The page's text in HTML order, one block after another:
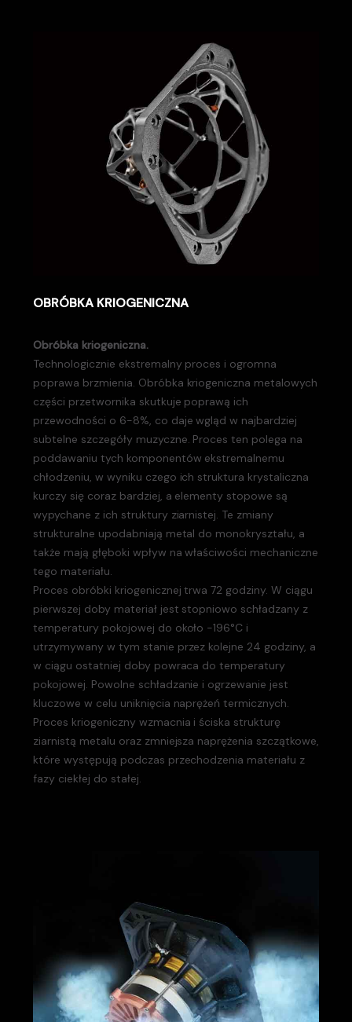
OBRÓBKA KRIOGENICZNA
Obróbka kriogeniczna.
Technologicznie ekstremalny proces i ogromna
poprawa brzmienia. Obróbka kriogeniczna metalowych
części przetwornika skutkuje poprawą ich
przewodności o 6-8%, co daje wgląd w najbardziej
subtelne szczegóły muzyczne. Proces ten polega na
poddawaniu tych komponentów ekstremalnemu
chłodzeniu, w wyniku czego ich struktura krystaliczna
kurczy się coraz bardziej, a elementy stopowe są
wypychane z ich struktury ziarnistej. Te zmiany
strukturalne upodabniają metal do monokryształu, a
także mają głęboki wpływ na właściwości mechaniczne
tego materiału.
Proces obróbki kriogenicznej trwa 72 godziny. W ciągu
pierwszej doby materiał jest stopniowo schładzany z
temperatury pokojowej do około -196°C i
utrzymywany w tym stanie przez kolejne 24 godziny, a
w ciągu ostatniej doby powraca do temperatury
pokojowej. Powolne schładzanie i ogrzewanie jest
kluczowe w celu uniknięcia naprężeń termicznych.
Proces kriogeniczny wzmacnia i ściska strukturę
ziarnistą metalu oraz zmniejsza naprężenia szczątkowe,
które występują podczas przechodzenia materiału z
fazy ciekłej do stałej.